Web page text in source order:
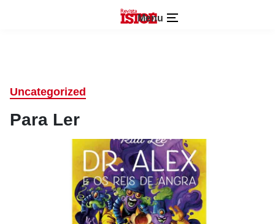
Menu
Uncategorized
Para Ler